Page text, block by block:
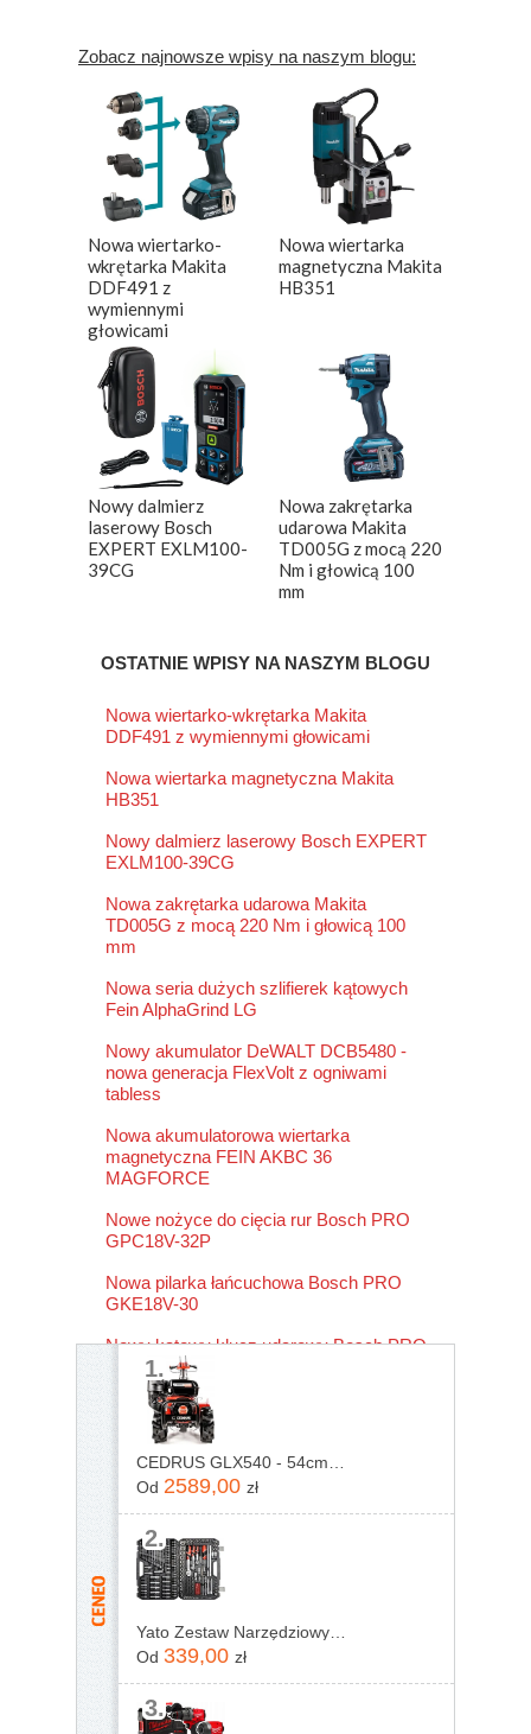
Zobacz najnowsze wpisy na naszym blogu:
Nowa wiertarko-
wkrętarka Makita
DDF491 z
wymiennymi
głowicami
Nowa wiertarka
magnetyczna Makita
HB351
Nowy dalmierz
laserowy Bosch
EXPERT EXLM100-
39CG
Nowa zakrętarka
udarowa Makita
TD005G z mocą 220
Nm i głowicą 100
mm
1.
Od 2589,00 zł
2.
Od 339,00 zł
3.
OSTATNIE WPISY NA NASZYM BLOGU
Nowa wiertarko-wkrętarka Makita
DDF491 z wymiennymi głowicami
Nowa wiertarka magnetyczna Makita
HB351
Nowy dalmierz laserowy Bosch EXPERT
EXLM100-39CG
Nowa zakrętarka udarowa Makita
TD005G z mocą 220 Nm i głowicą 100
mm
Nowa seria dużych szlifierek kątowych
Fein AlphaGrind LG
Nowy akumulator DeWALT DCB5480 -
nowa generacja FlexVolt z ogniwami
tabless
Nowa akumulatorowa wiertarka
magnetyczna FEIN AKBC 36
MAGFORCE
Nowe nożyce do cięcia rur Bosch PRO
GPC18V-32P
Nowa pilarka łańcuchowa Bosch PRO
GKE18V-30
Nowy kątowy klucz udarowy Bosch PRO
GRS18V-330